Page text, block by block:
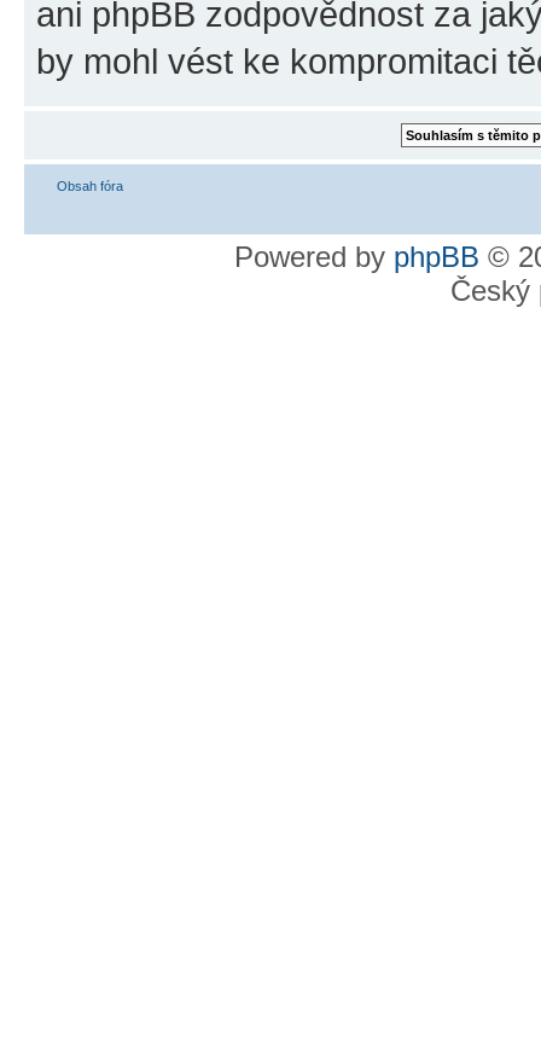
ani phpBB zodpovědnost za
by mohl vést ke kompromitaci
Obsah fóra
Powered by phpBB ©